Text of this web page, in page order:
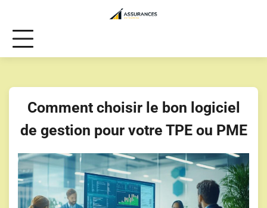
content
Comment choisir le bon logiciel
de gestion pour votre TPE ou PME